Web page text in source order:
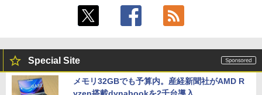
Special Site
メモリ32GBでも予算内。産経新聞社がAMD R